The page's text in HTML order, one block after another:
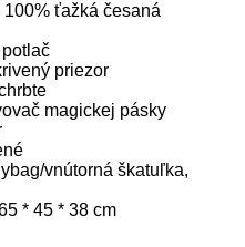
ťažká česaná
priezor
magickej pásky
vnútorná škatuľka,
* 45 * 38 cm